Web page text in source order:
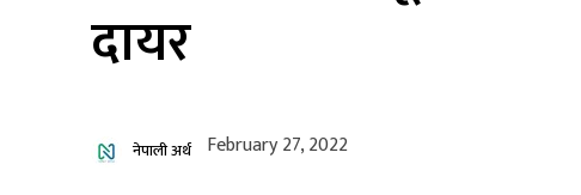
दायर
नेपाली अर्थ February 27, 2022